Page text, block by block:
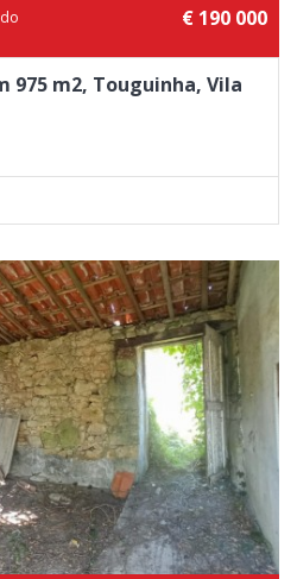
€ 190 000
975 m2, Touguinha, Vila